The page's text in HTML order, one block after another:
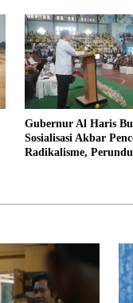
Gubernur Al Haris
Sosialisasi Akbar
Radikalisme,